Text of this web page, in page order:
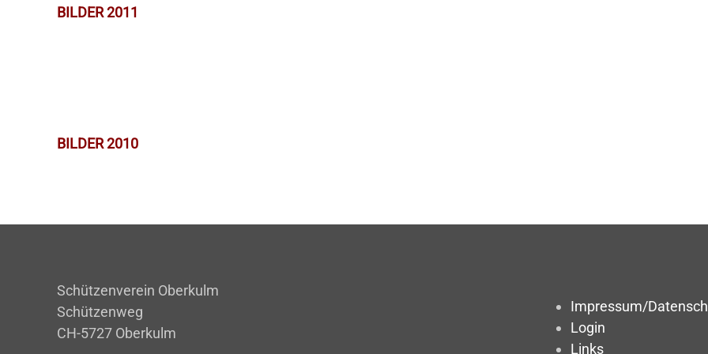
BILDER 2011
BILDER 2010
Schützenverein Oberkulm
Schützenweg
CH-5727 Oberkulm
Impressum/
Login
Links